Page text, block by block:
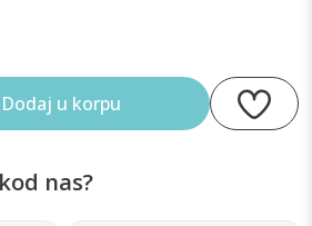
Dodaj u korpu
nas?